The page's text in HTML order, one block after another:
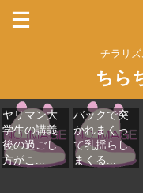
チラリ
ちら